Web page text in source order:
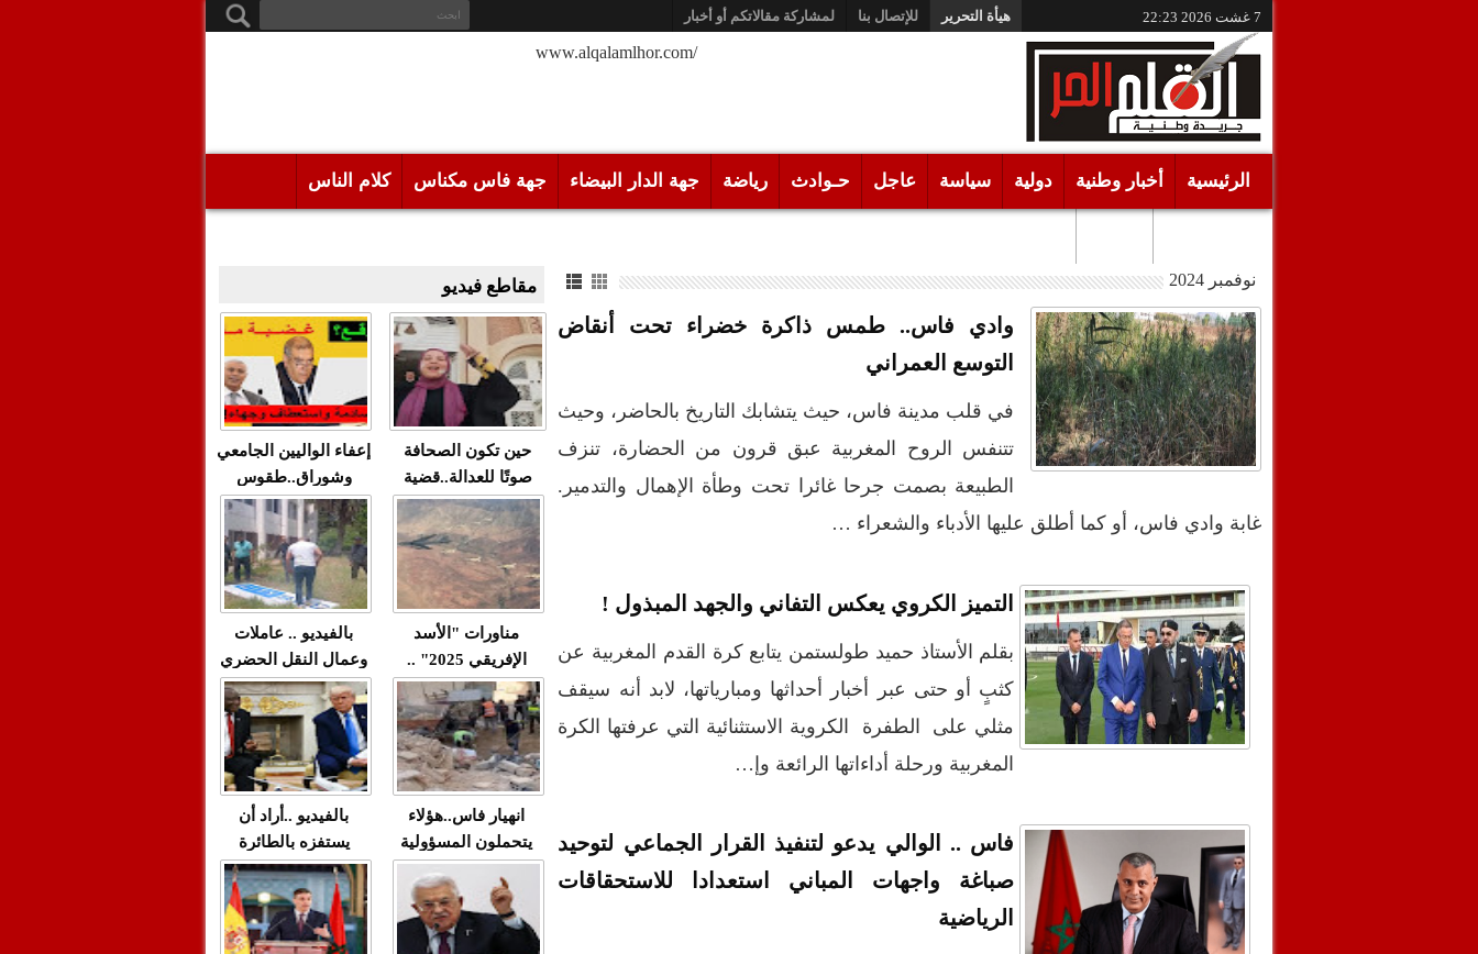
7 غشت 2026 22:23 هيأة التحرير للإتصال بنا لمشاركة مقالاتكم أو أخبار
/www.alqalamlhor.com
الرئيسية أخبار وطنية دولية سياسة عاجل حـوادث رياضة جهة الدار البيضاء جهة فاس مكناس كلام الناس
نوفمبر 2024
وادي فاس.. طمس ذاكرة خضراء تحت أنقاض
التوسع العمراني
في قلب مدينة فاس، حيث يتشابك التاريخ بالحاضر، وحيث
تتنفس الروح المغربية عبق قرون من الحضارة، تنزف
الطبيعة بصمت جرحا غائرا تحت وطأة الإهمال والتدمير.
غابة وادي فاس، أو كما أطلق عليها الأدباء والشعراء …
التميز الكروي يعكس التفاني والجهد المبذول !
بقلم الأستاذ حميد طولستمن يتابع كرة القدم المغربية عن
كثبٍ أو حتى عبر أخبار أحداثها ومبارياتها، لابد أنه سيقف
مثلي على الطفرة الكروية الاستثنائية التي عرفتها الكرة
المغربية ورحلة أداءاتها الرائعة وإ…
فاس .. الوالي يدعو لتنفيذ القرار الجماعي لتوحيد
صباغة واجهات المباني استعدادا للاستحقاقات
الرياضية
مقاطع فيديو
حين تكون الصحافة
صوتًا للعدالة..قضية
"مولات 88 غرزة"
مثالا(فيديو)
متابعة حميد طولست
في زمن تزداد فيه
حالات العنف ضد
النساء ويغيب فيه أحيانًا
صدى العدالة في
ردهات الم...
إعفاء الواليين الجامعي
وشوراق..طقوس
صادمة وملتمس
"الوجهاء"؟/ صمت
وزارة الداخلية؟/أين
الوزير التوفيق؟(فيديو)
بالفيديو .. عاملات
وعمال النقل الحضري
بفاس يعبرون عن
ارتياحهم بعد إنهاء عقد
شركة "سيتي باص"
مناورات "الأسد
الإفريقي 2025" ..
شاهد القاذفة النووية
في تدريب مع ثماني
مقاتلات من نوع F-16
تابعة للقوات الجوية
الملكية المغربية
بالفيديو ..أراد أن
يستفزه بالطائرة
القطرية لكن ترامب
فضحه أمام العالم
بالحجة والدليل
انهيار فاس..هؤلاء
يتحملون المسؤولية
ومآسي العمارات
العشوائية مفتوحة